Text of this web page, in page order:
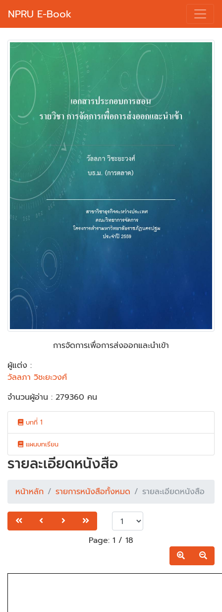
NPRU E-Book
การจัดการเพื่อการส่งออกและนำเข้า
ผู้แต่ง :
วัลลภา วิชะยะวงศ์
จำนวนผู้อ่าน : 279360 คน
บทที่ 1
แผนบทเรียน
รายละเอียดหนังสือ
หน้าหลัก รายการหนังสือทั้งหมด รายละเอียดหนังสือ
Page: 1 / 18